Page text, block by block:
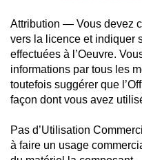
Attribution — Vous devez
vers la licence et indiquer
effectuées à l’Oeuvre.
informations par tous les
toutefois suggérer que
façon dont vous avez
Pas d’Utilisation
à faire un usage